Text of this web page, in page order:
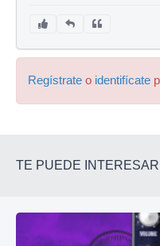
Regístrate o identifícate
TE PUEDE INTERESAR